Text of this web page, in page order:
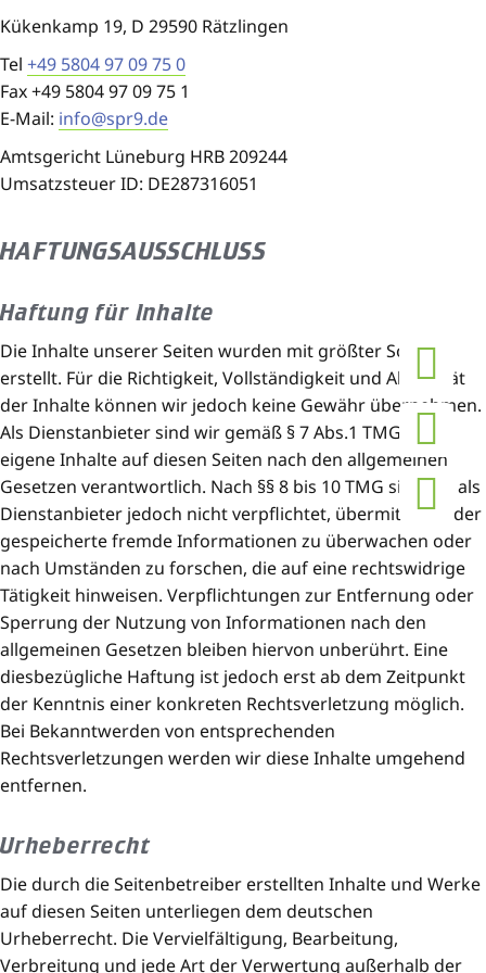
Kükenkamp 19, D 29590 Rätzlingen
Tel +49 5804 97 09 75 0
Fax +49 5804 97 09 75 1
E-Mail: info@spr9.de
Amtsgericht Lüneburg HRB 209244
Umsatzsteuer ID: DE287316051
HAFTUNGSAUSSCHLUSS
Haftung für Inhalte
Die Inhalte unserer Seiten wurden mit größter Sorgfalt
erstellt. Für die Richtigkeit, Vollständigkeit und Aktualität
der Inhalte können wir jedoch keine Gewähr übernehmen.
Als Dienstanbieter sind wir gemäß § 7 Abs.1 TMG für
eigene Inhalte auf diesen Seiten nach den allgemeinen
Gesetzen verantwortlich. Nach §§ 8 bis 10 TMG sind wir als
Dienstanbieter jedoch nicht verpflichtet, übermittelte oder
gespeicherte fremde Informationen zu überwachen oder
nach Umständen zu forschen, die auf eine rechtswidrige
Tätigkeit hinweisen. Verpflichtungen zur Entfernung oder
Sperrung der Nutzung von Informationen nach den
allgemeinen Gesetzen bleiben hiervon unberührt. Eine
diesbezügliche Haftung ist jedoch erst ab dem Zeitpunkt
der Kenntnis einer konkreten Rechtsverletzung möglich.
Bei Bekanntwerden von entsprechenden
Rechtsverletzungen werden wir diese Inhalte umgehend
entfernen.
Urheberrecht
Die durch die Seitenbetreiber erstellten Inhalte und Werke
auf diesen Seiten unterliegen dem deutschen
Urheberrecht. Die Vervielfältigung, Bearbeitung,
Verbreitung und jede Art der Verwertung außerhalb der